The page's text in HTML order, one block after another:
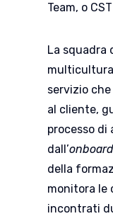
Team, o
La squadra
servizio
al cliente,
processo di
dall’
della
monitora le
incontrati